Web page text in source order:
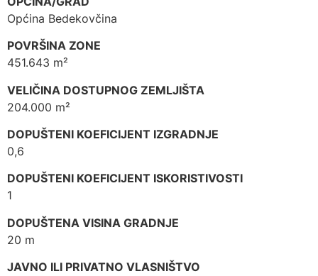
Općina Bedekovčina
POVRŠINA ZONE
451.643 m²
VELIČINA DOSTUPNOG ZEMLJIŠTA
204.000 m²
DOPUŠTENI KOEFICIJENT IZGRADNJE
0,6
DOPUŠTENI KOEFICIJENT ISKORISTIVOSTI
1
DOPUŠTENA VISINA GRADNJE
20 m
JAVNO ILI PRIVATNO VLASNIŠTVO